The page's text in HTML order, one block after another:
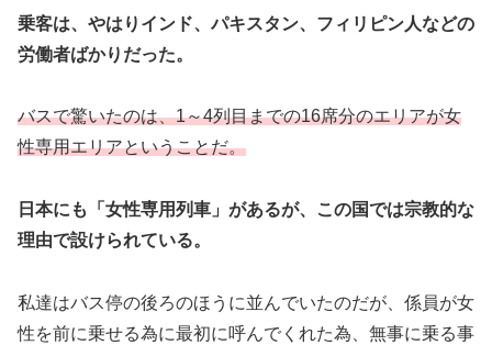
乗客は、やはりインド、パキスタン、フィリピン人などの
労働者ばかりだった。
バスで驚いたのは、1～4列目までの16席分のエリアが女
性専用エリアということだ。
日本にも「女性専用列車」があるが、この国では宗教的な
理由で設けられている。
私達はバス停の後ろのほうに並んでいたのだが、係員が女
性を前に乗せる為に最初に呼んでくれた為、無事に乗る事